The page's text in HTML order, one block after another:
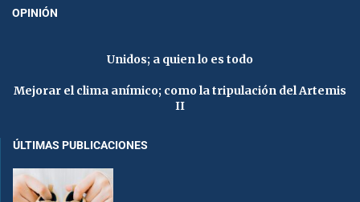
OPINIÓN
Unidos; a quien lo es todo
Mejorar el clima anímico; como la tripulación del Artemis
II
ÚLTIMAS PUBLICACIONES